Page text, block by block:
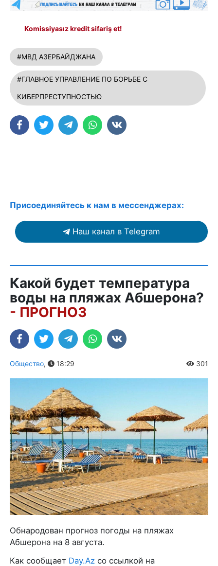
Komissiyasız kredit sifariş et!
#МВД АЗЕРБАЙДЖАНА
#ГЛАВНОЕ УПРАВЛЕНИЕ ПО БОРЬБЕ С
КИБЕРПРЕСТУПНОСТЬЮ
Присоединяйтесь к нам в мессенджерах:
Наш канал в Telegram
Какой будет температура
воды на пляжах Абшерона?
- ПРОГНОЗ
Общество, 18:29 301
Обнародован прогноз погоды на пляжах
Абшерона на 8 августа.
Как сообщает Day.Az со ссылкой на